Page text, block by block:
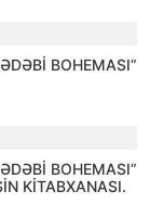
BOHEMASI”
BOHEMASI”
KİTABXANASI.